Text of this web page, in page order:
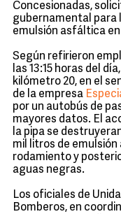
Concesionadas,
gubernamental para
emulsión asfáltica
Según refirieron
las 13:15 horas del
kilómetro 20, en el
de la empresa
por un autobús de
mayores datos. El
la pipa se
mil litros de
rodamiento y
aguas negras.
Los oficiales de
Bomberos, en